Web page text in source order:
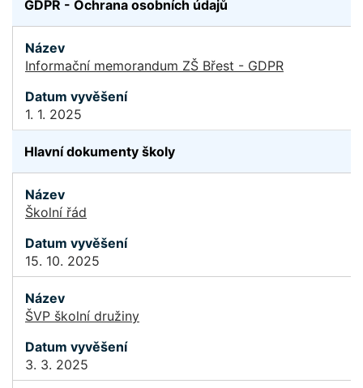
GDPR - Ochrana osobních údajů
Informační memorandum ZŠ Břest - GDPR
1. 1. 2025
Hlavní dokumenty školy
Školní řád
15. 10. 2025
ŠVP školní družiny
3. 3. 2025